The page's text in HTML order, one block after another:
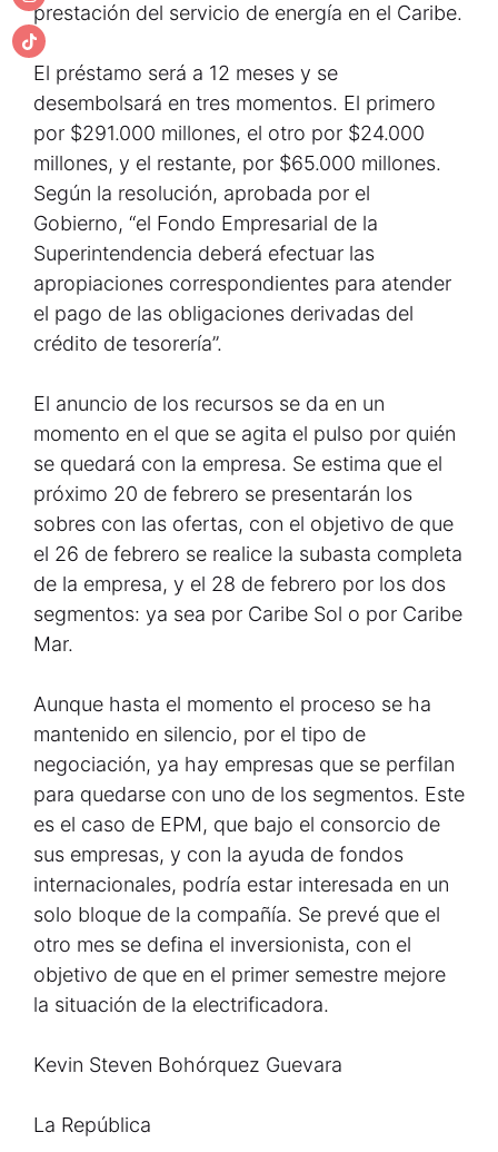
prestación del servicio de energía en el Caribe.
El préstamo será a 12 meses y se
desembolsará en tres momentos. El primero
por $291.000 millones, el otro por $24.000
millones, y el restante, por $65.000 millones.
Según la resolución, aprobada por el
Gobierno, “el Fondo Empresarial de la
Superintendencia deberá efectuar las
apropiaciones correspondientes para atender
el pago de las obligaciones derivadas del
crédito de tesorería”.
El anuncio de los recursos se da en un
momento en el que se agita el pulso por quién
se quedará con la empresa. Se estima que el
próximo 20 de febrero se presentarán los
sobres con las ofertas, con el objetivo de que
el 26 de febrero se realice la subasta completa
de la empresa, y el 28 de febrero por los dos
segmentos: ya sea por Caribe Sol o por Caribe
Mar.
Aunque hasta el momento el proceso se ha
mantenido en silencio, por el tipo de
negociación, ya hay empresas que se perfilan
para quedarse con uno de los segmentos. Este
es el caso de EPM, que bajo el consorcio de
sus empresas, y con la ayuda de fondos
internacionales, podría estar interesada en un
solo bloque de la compañía. Se prevé que el
otro mes se defina el inversionista, con el
objetivo de que en el primer semestre mejore
la situación de la electrificadora.
Kevin Steven Bohórquez Guevara
La República